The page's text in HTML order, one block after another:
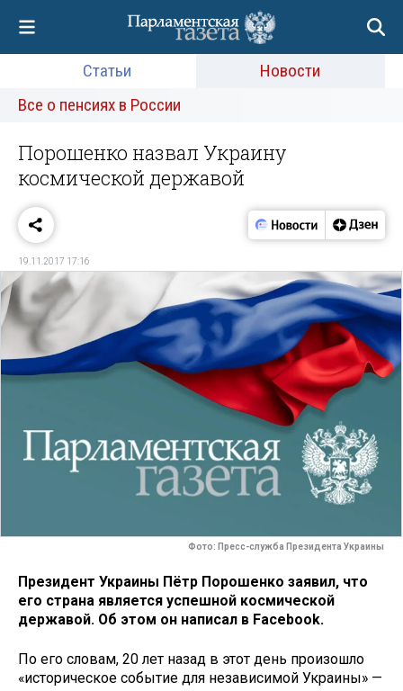
Статьи
Новости
Все о пенсиях в России
Порошенко назвал Украину
космической державой
19.11.2017 17:16
Фото: Пресс-служба Президента Украины
Президент Украины Пётр Порошенко заявил, что
его страна является успешной космической
державой. Об этом он написал в Facebook.
По его словам, 20 лет назад в этот день произошло
«историческое событие для независимой Украины» —